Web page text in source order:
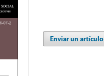
Enviar un artículo